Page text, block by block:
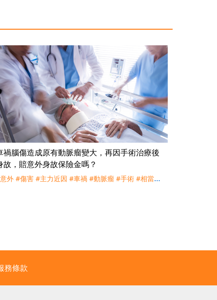
禍腦傷造成原有動脈瘤變大，再因手術治療後
故，賠意外身故保險金嗎？
外 #傷害 #主力近因 #車禍 #動脈瘤 #手術 #相當因
務條款